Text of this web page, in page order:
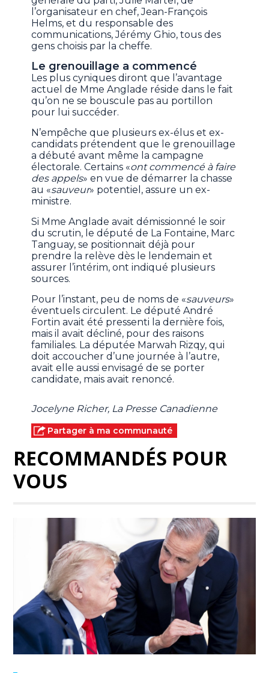
l’organisateur en chef, Jean-François
Helms, et du responsable des
communications, Jérémy Ghio, tous des
gens choisis par la cheffe.
Le grenouillage a commencé
Les plus cyniques diront que l’avantage
actuel de Mme Anglade réside dans le fait
qu’on ne se bouscule pas au portillon
pour lui succéder.
N’empêche que plusieurs ex-élus et ex-
candidats prétendent que le grenouillage
a débuté avant même la campagne
électorale. Certains «ont commencé à faire
des appels» en vue de démarrer la chasse
au «sauveur» potentiel, assure un ex-
ministre.
Si Mme Anglade avait démissionné le soir
du scrutin, le député de La Fontaine, Marc
Tanguay, se positionnait déjà pour
prendre la relève dès le lendemain et
assurer l’intérim, ont indiqué plusieurs
sources.
Pour l’instant, peu de noms de «sauveurs»
éventuels circulent. Le député André
Fortin avait été pressenti la dernière fois,
mais il avait décliné, pour des raisons
familiales. La députée Marwah Rizqy, qui
doit accoucher d’une journée à l’autre,
avait elle aussi envisagé de se porter
candidate, mais avait renoncé.
Jocelyne Richer, La Presse Canadienne
Partager à ma communauté
RECOMMANDÉS POUR
VOUS